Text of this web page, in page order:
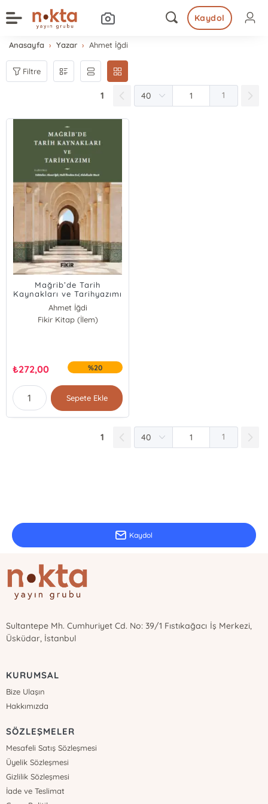
Kaydol
Anasayfa Yazar Ahmet İğdi
Filtre
1 1
Mağrib’de Tarih
Kaynakları ve Tarihyazımı
Ahmet İğdi
Halil İbrahim Erol
Fikir Kitap (İlem)
₺272,00 %20
Sepete Ekle
1 1
Kaydol
Sultantepe Mh. Cumhuriyet Cd. No: 39/1 Fıstıkağacı İş Merkezi,
Üsküdar, İstanbul
KURUMSAL
Bize Ulaşın
Hakkımızda
SÖZLEŞMELER
Mesafeli Satış Sözleşmesi
Üyelik Sözleşmesi
Gizlilik Sözleşmesi
İade ve Teslimat